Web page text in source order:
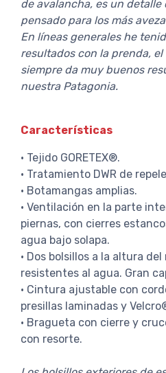
de avalancha, es un detalle
pensado para los más
En líneas generales he
resultados con la prenda, el
siempre da muy buenos
nuestra Patagonia.
Características
· Tejido GORETEX®.
· Tratamiento DWR de
· Botamangas amplias.
· Ventilación en la parte
piernas, con cierres
agua bajo solapa.
· Dos bolsillos a la altura
resistentes al agua. Gran
· Cintura ajustable con
presillas laminadas y
· Bragueta con cierre y
con resorte.